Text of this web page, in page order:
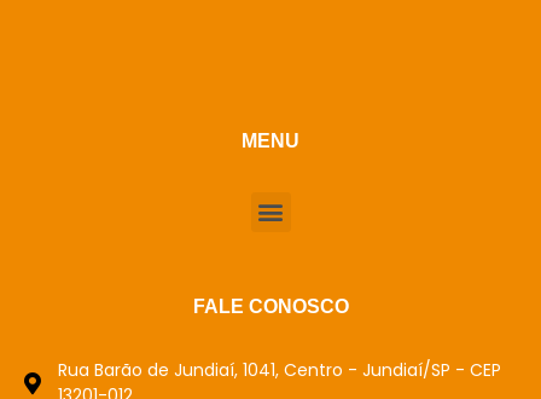
MENU
FALE CONOSCO
Rua Barão de Jundiaí, 1041, Centro - Jundiaí/SP - CEP